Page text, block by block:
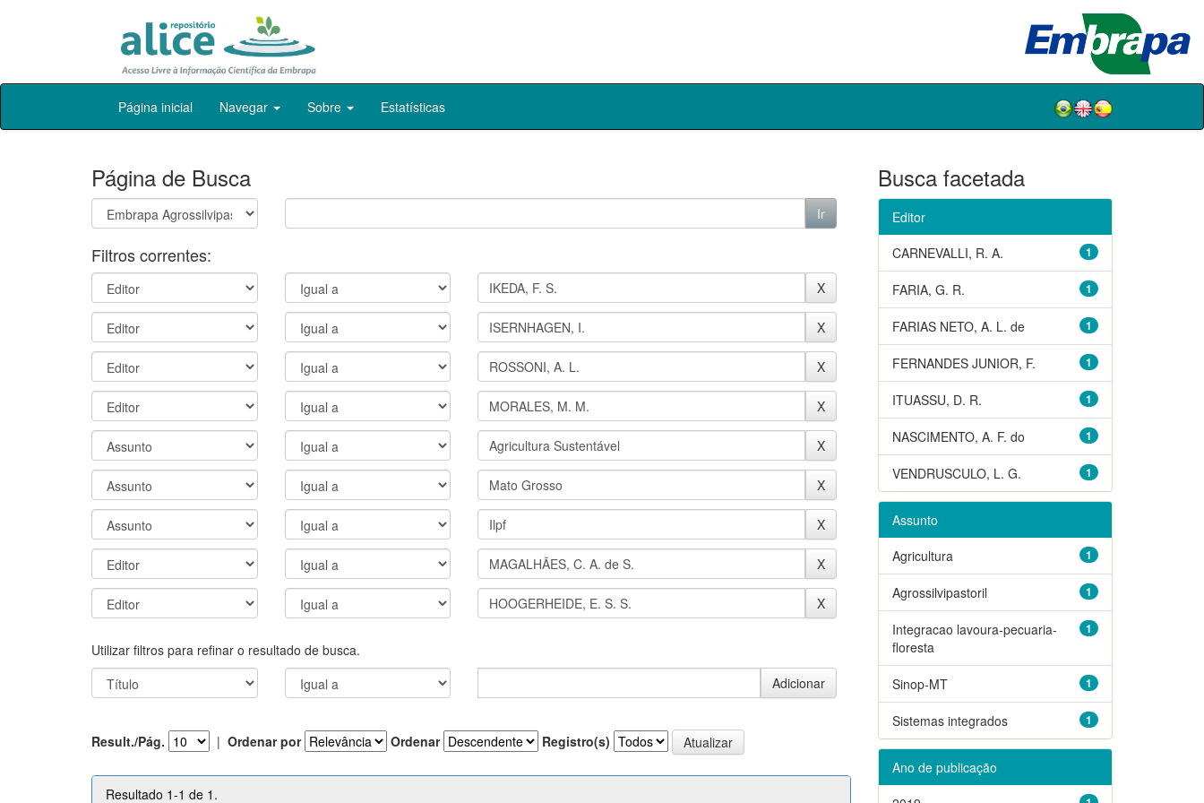
Skip
Página inicial Navegar Sobre Estatísticas
Página de Busca
Filtros correntes:
Utilizar filtros para refinar o resultado de busca.
Result./Pág. | Ordenar por Ordenar Registro(s)
Resultado 1-1 de 1.
Busca facetada
Editor
1
CARNEVALLI, R. A.
1
FARIA, G. R.
1
FARIAS NETO, A. L. de
1
FERNANDES JUNIOR, F.
1
ITUASSU, D. R.
1
NASCIMENTO, A. F. do
1
VENDRUSCULO, L. G.
Assunto
1
Agricultura
1
Agrossilvipastoril
1
Integracao lavoura-pecuaria-
floresta
1
Sinop-MT
1
Sistemas integrados
Ano de publicação